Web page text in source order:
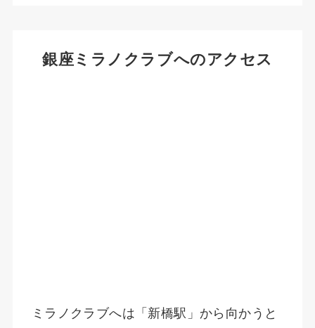
銀座ミラノクラブへのアクセス
ミラノクラブへは「新橋駅」から向かうと